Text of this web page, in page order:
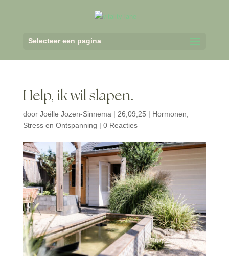
Selecteer een pagina
Help, ik wil slapen.
door Joëlle Jozen-Sinnema | 26,09,25 | Hormonen
Stress en Ontspanning | 0 Reacties